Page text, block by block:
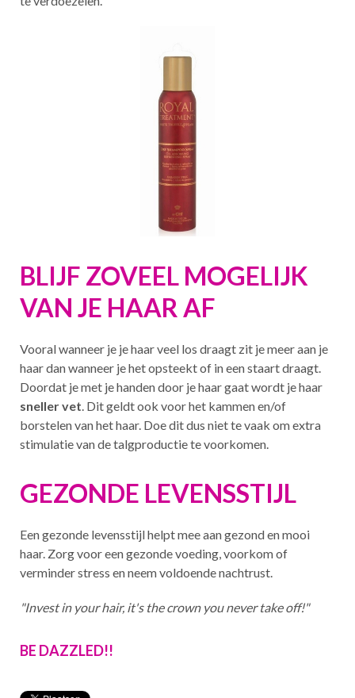
BLIJF ZOVEEL MOGELIJK
VAN JE HAAR AF
Vooral wanneer je je haar veel los draagt zit je meer aan je
haar dan wanneer je het opsteekt of in een staart draagt.
Doordat je met je handen door je haar gaat wordt je haar
sneller vet. Dit geldt ook voor het kammen en/of
borstelen van het haar. Doe dit dus niet te vaak om extra
stimulatie van de talgproductie te voorkomen.
GEZONDE LEVENSSTIJL
Een gezonde levensstijl helpt mee aan gezond en mooi
haar. Zorg voor een gezonde voeding, voorkom of
verminder stress en neem voldoende nachtrust.
"Invest in your hair, it's the crown you never take off!"
BE DAZZLED!!